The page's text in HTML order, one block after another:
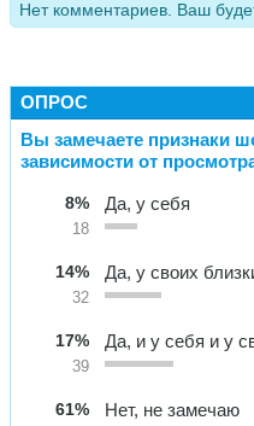
Нет комментариев. Ваш
ОПРОС
Вы замечаете признаки
зависимости от
8%
18
Да, у себя
14%
32
Да, у своих
17%
39
Да, и у себя и у
61% Нет, не замечаю